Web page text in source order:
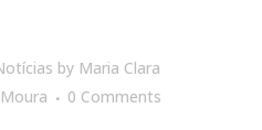
by Maria Clara
0 Comments